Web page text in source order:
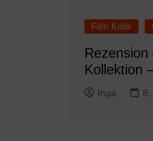
Film Kritik
Rezension
Kollektion
Inga 8.